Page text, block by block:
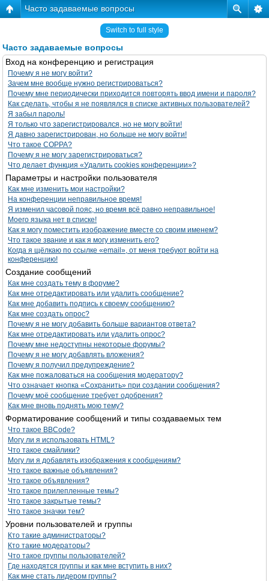
Часто задаваемые вопросы
Switch to full style
Часто задаваемые вопросы
Вход на конференцию и регистрация
Почему я не могу войти?
Зачем мне вообще нужно регистрироваться?
Почему мне периодически приходится повторять ввод имени и пароля?
Как сделать, чтобы я не появлялся в списке активных пользователей?
Я забыл пароль!
Я только что зарегистрировался, но не могу войти!
Я давно зарегистрирован, но больше не могу войти!
Что такое COPPA?
Почему я не могу зарегистрироваться?
Что делает функция «Удалить cookies конференции»?
Параметры и настройки пользователя
Как мне изменить мои настройки?
На конференции неправильное время!
Я изменил часовой пояс, но время всё равно неправильное!
Моего языка нет в списке!
Как я могу поместить изображение вместе со своим именем?
Что такое звание и как я могу изменить его?
Когда я щёлкаю по ссылке «email», от меня требуют войти на
конференцию!
Создание сообщений
Как мне создать тему в форуме?
Как мне отредактировать или удалить сообщение?
Как мне добавить подпись к своему сообщению?
Как мне создать опрос?
Почему я не могу добавить больше вариантов ответа?
Как мне отредактировать или удалить опрос?
Почему мне недоступны некоторые форумы?
Почему я не могу добавлять вложения?
Почему я получил предупреждение?
Как мне пожаловаться на сообщения модератору?
Что означает кнопка «Сохранить» при создании сообщения?
Почему моё сообщение требует одобрения?
Как мне вновь поднять мою тему?
Форматирование сообщений и типы создаваемых тем
Что такое BBCode?
Могу ли я использовать HTML?
Что такое смайлики?
Могу ли я добавлять изображения к сообщениям?
Что такое важные объявления?
Что такое объявления?
Что такое прилепленные темы?
Что такое закрытые темы?
Что такое значки тем?
Уровни пользователей и группы
Кто такие администраторы?
Кто такие модераторы?
Что такое группы пользователей?
Где находятся группы и как мне вступить в них?
Как мне стать лидером группы?